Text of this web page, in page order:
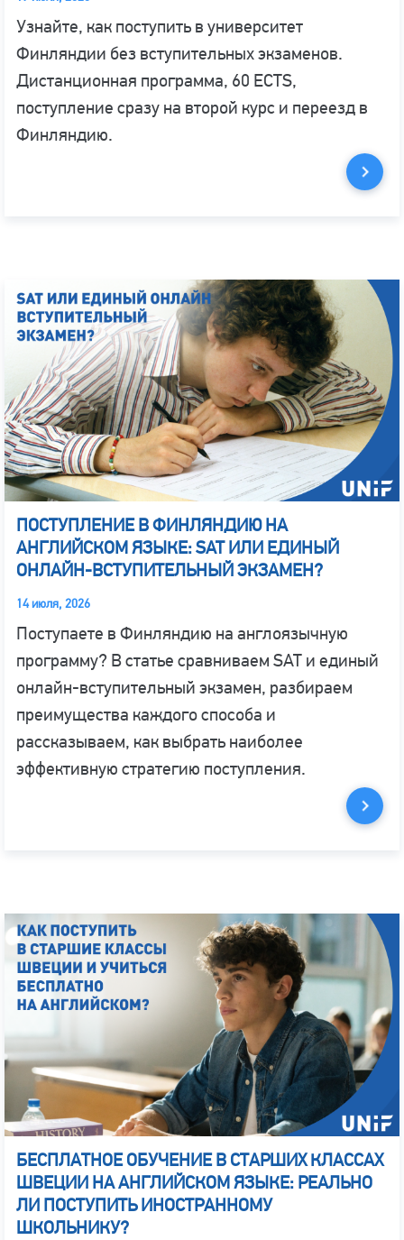
Узнайте, как поступить в университет
Финляндии без вступительных экзаменов.
Дистанционная программа, 60 ECTS,
поступление сразу на второй курс и переезд в
Финляндию.
ПОСТУПЛЕНИЕ В ФИНЛЯНДИЮ НА
АНГЛИЙСКОМ ЯЗЫКЕ: SAT ИЛИ ЕДИНЫЙ
ОНЛАЙН-ВСТУПИТЕЛЬНЫЙ ЭКЗАМЕН?
14 июля, 2026
Поступаете в Финляндию на англоязычную
программу? В статье сравниваем SAT и единый
онлайн-вступительный экзамен, разбираем
преимущества каждого способа и
рассказываем, как выбрать наиболее
эффективную стратегию поступления.
БЕСПЛАТНОЕ ОБУЧЕНИЕ В СТАРШИХ КЛАССАХ
ШВЕЦИИ НА АНГЛИЙСКОМ ЯЗЫКЕ: РЕАЛЬНО
ЛИ ПОСТУПИТЬ ИНОСТРАННОМУ
ШКОЛЬНИКУ?